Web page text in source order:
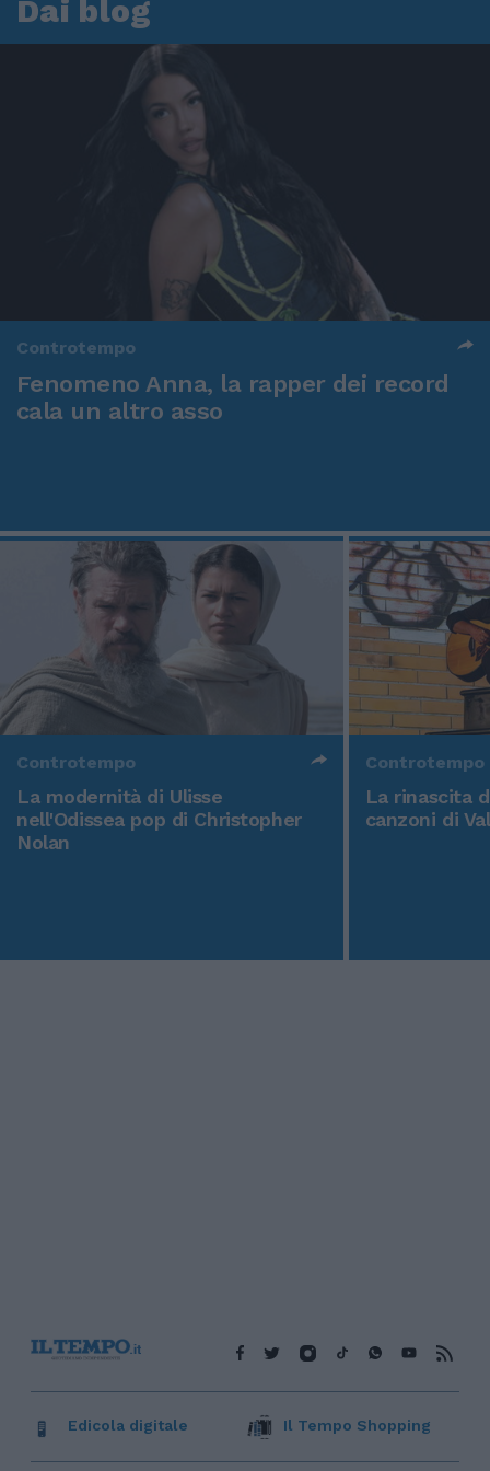
Dai blog
Controtempo
Fenomeno Anna, la rapper dei record
cala un altro asso
Controtempo
La modernità di Ulisse
nell'Odissea pop di Christopher
Nolan
Controtempo
La rinascita
canzoni di
Edicola digitale Il Tempo Shopping